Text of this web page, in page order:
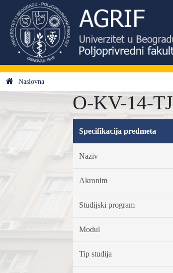
Naslovna
O-KV-14-
Specifikacija predmeta
Naziv
Akronim
Studijski program
Modul
Tip studija